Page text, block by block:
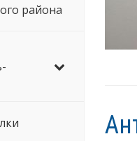
района